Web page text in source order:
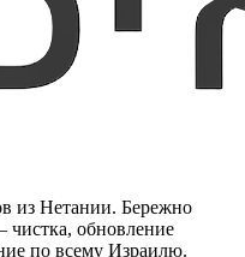
из Нетании. Бережно
обновление
по всему Израилю.